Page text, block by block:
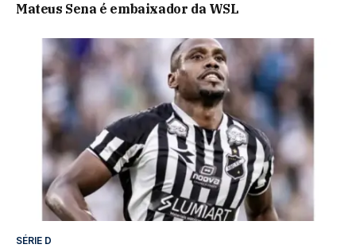
Mateus Sena é embaixador da WSL
SÉRIE D